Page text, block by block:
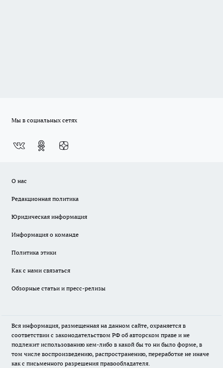
Мы в социальных сетях
О нас
Редакционная политика
Юридическая информация
Информация о команде
Политика этики
Как с нами связаться
Обзорные статьи и пресс-релизы
Вся информация, размещенная на данном сайте, охраняется в
соответствии с законодательством РФ об авторском праве и не
подлежит использованию кем-либо в какой бы то ни было форме, в
том числе воспроизведению, распространению, переработке не иначе
как с письменного разрешения правообладателя.